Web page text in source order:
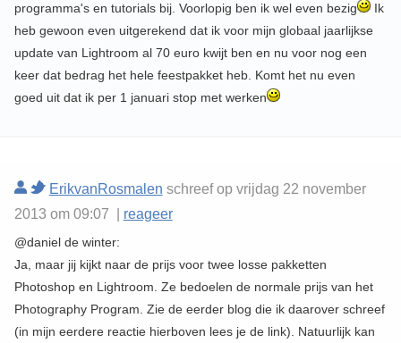
programma's en tutorials bij. Voorlopig ben ik wel even bezig
Ik
heb gewoon even uitgerekend dat ik voor mijn globaal jaarlijkse
update van Lightroom al 70 euro kwijt ben en nu voor nog een
keer dat bedrag het hele feestpakket heb. Komt het nu even
goed uit dat ik per 1 januari stop met werken
ErikvanRosmalen schreef op vrijdag 22 november
2013 om 09:07 | reageer
@daniel de winter:
Ja, maar jij kijkt naar de prijs voor twee losse pakketten
Photoshop en Lightroom. Ze bedoelen de normale prijs van het
Photography Program. Zie de eerder blog die ik daarover schreef
(in mijn eerdere reactie hierboven lees je de link). Natuurlijk kan